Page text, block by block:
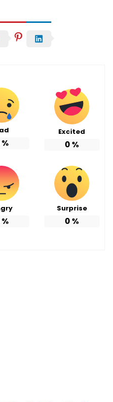
%
Excited
0 %
%
Surprise
0 %